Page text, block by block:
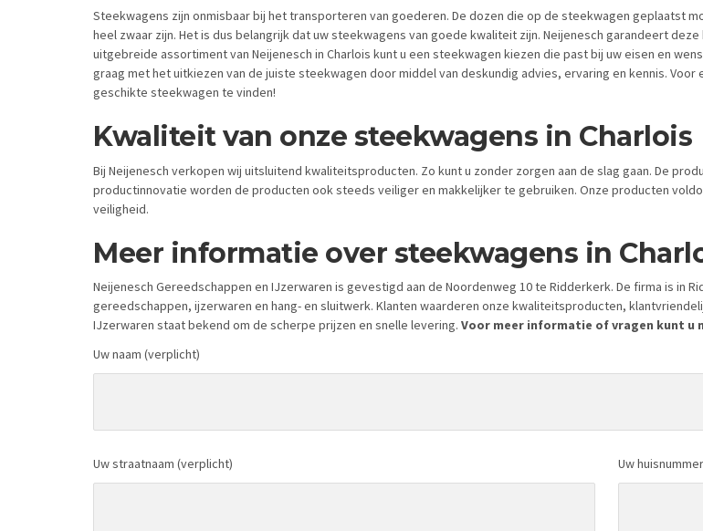
Steekwagens zijn onmisbaar bij het transporteren van goederen. De dozen die op de steekwagen geplaatst
heel zwaar zijn. Het is dus belangrijk dat uw steekwagens van goede kwaliteit zijn. Neijenesch garandeert
uitgebreide assortiment van Neijenesch in Charlois kunt u een steekwagen kiezen die past bij uw eisen en
graag met het uitkiezen van de juiste steekwagen door middel van deskundig advies, ervaring en kennis. Voor
geschikte steekwagen te vinden!
Kwaliteit van onze steekwagens in Charlois
Bij Neijenesch verkopen wij uitsluitend kwaliteitsproducten. Zo kunt u zonder zorgen aan de slag gaan. De
productinnovatie worden de producten ook steeds veiliger en makkelijker te gebruiken. Onze producten
veiligheid.
Meer informatie over steekwagens in
Neijenesch Gereedschappen en IJzerwaren is gevestigd aan de Noordenweg 10 te Ridderkerk. De firma is in
gereedschappen, ijzerwaren en hang- en sluitwerk. Klanten waarderen onze kwaliteitsproducten,
IJzerwaren staat bekend om de scherpe prijzen en snelle levering. Voor meer informatie of vragen kunt u
Uw naam (verplicht)
Uw straatnaam (verplicht) Uw